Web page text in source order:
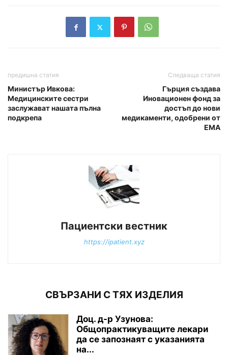
предишна статия
Министър Ивкова:
Медицинските сестри
заслужават нашата пълна
подкрепа
Следваща статия
Гърция създава
Иновационен фонд за
достъп до нови
медикаменти, одобрени от
ЕМА
Пациентски вестник
https://ipatient.xyz
СВЪРЗАНИ С ТЯХ ИЗДЕЛИЯ
Доц. д-р Узунова:
Общопрактикуващите лекари
да се запознаят с указанията
на...